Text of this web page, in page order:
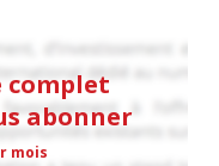
complet
abonner
mois